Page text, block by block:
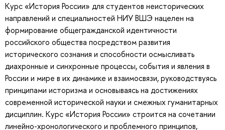
Курс «История России» для студентов неисторических
направлений и специальностей НИУ ВШЭ нацелен на
формирование общегражданской идентичности
российского общества посредством развития
исторического сознания и способности осмысливать
диахронные и синхронные процессы, события и явления в
России и мире в их динамике и взаимосвязи, руководствуясь
принципами историзма и основываясь на достижениях
современной исторической науки и смежных гуманитарных
дисциплин. Курс «История России» строится на сочетании
линейно-хронологического и проблемного принципов,